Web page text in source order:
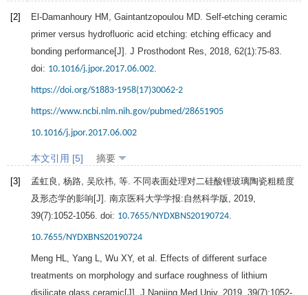
[2] El-Damanhoury HM Gaintantzopoulou MD. Self-etching ceramic
primer versus hydrofluoric acid etching: etching efficacy and
bonding performance[J]. J Prosthodont Res 2018 62(1):75-83.
doi: 10.1016/j.jpor.2017.06.002
https://doi.org/S1883-1958(17)30062-2
https://www.ncbi.nlm.nih.gov/pubmed/28651905
10.1016/j.jpor.2017.06.002
本文引用 [5] 摘要
[3]
孟虹良, 杨路, 吴欣祎, 等. 不同表面处理对二硅酸锂玻璃陶瓷粗糙度
及形态学的影响[J]. 南京医科大学学报:自然科学版 2019
39(7):1052-1056. doi: 10.7655/NYDXBNS20190724
10.7655/NYDXBNS20190724
Meng HL Yang L Wu XY, et al. Effects of different surface
treatments on morphology and surface roughness of lithium
disilicate glass ceramic[J]. J Nanjing Med Univ, 2019 39(7):1052-